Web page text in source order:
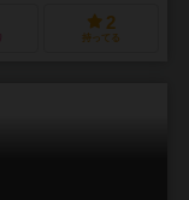
2
持ってる